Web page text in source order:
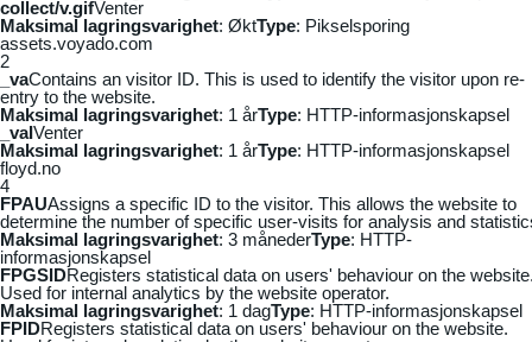
collect/v.gifVenter
Maksimal lagringsvarighet: ØktType: Pikselsporing
assets.voyado.com
2
_vaContains an visitor ID. This is used to identify the visitor upon re-
entry to the website.
Maksimal lagringsvarighet: 1 årType: HTTP-informasjonskapsel
_vaIVenter
Maksimal lagringsvarighet: 1 årType: HTTP-informasjonskapsel
floyd.no
4
FPAUAssigns a specific ID to the visitor. This allows the website to
determine the number of specific user-visits for analysis and
Maksimal lagringsvarighet: 3 månederType: HTTP-
informasjonskapsel
FPGSIDRegisters statistical data on users' behaviour on the
Used for internal analytics by the website operator.
Maksimal lagringsvarighet: 1 dagType: HTTP-informasjonskapsel
FPIDRegisters statistical data on users' behaviour on the website.